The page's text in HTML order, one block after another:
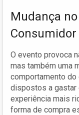
Mudança
Consumidor
O evento provoca
mas também uma
comportamento
dispostos a gastar
experiência mais
forma de compra